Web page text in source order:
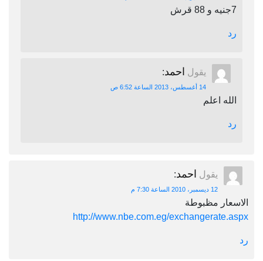
يقول احمد:
يقول احمد:
مظبوطة
http://www.nbe.com.eg/